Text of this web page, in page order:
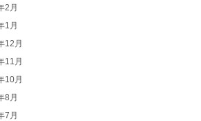
2月
1月
12月
11月
10月
8月
7月